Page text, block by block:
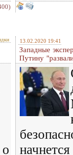
13.02.2020 19:41
Западные
Путину